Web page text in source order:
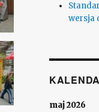
wersja
maj 2026